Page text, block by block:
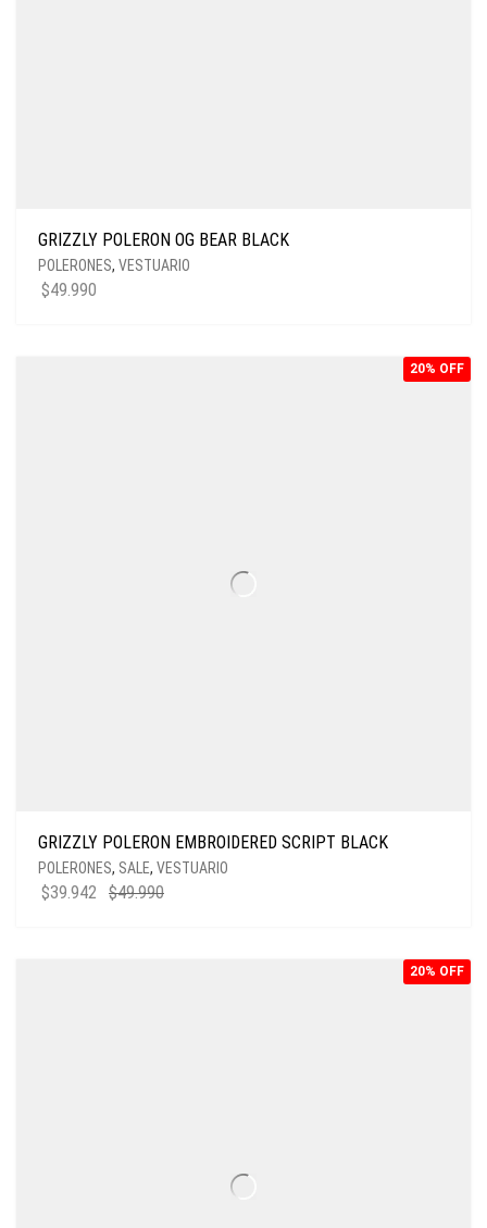
GRIZZLY POLERON OG BEAR BLACK
POLERONES, VESTUARIO
$49.990
20% OFF
GRIZZLY POLERON EMBROIDERED SCRIPT BLACK
POLERONES, SALE, VESTUARIO
$49.990
$39.942
20% OFF